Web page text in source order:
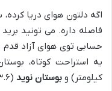
فاصله داره. می تونید
حسابی توی هوای آزاد قدم
یه استراحت کوتاه،
کیلومتر) و بوستان نوید (۳.۶ کیلومتر) هم گزینه های خوبی هستن.